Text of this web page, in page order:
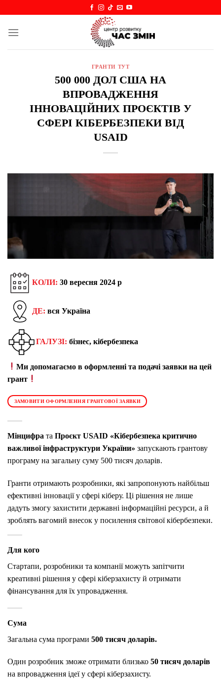
content
ГРАНТИ ТУТ
500 000 ДОЛ США НА
ВПРОВАДЖЕННЯ
ІННОВАЦІЙНИХ ПРОЄКТІВ У
СФЕРІ КІБЕРБЕЗПЕКИ ВІД
USAID
КОЛИ: 30 вересня 2024 р
ДЕ: вся Україна
ГАЛУЗІ: бізнес, кібербезпека
Ми допомагаємо в оформленні та подачі заявки на цей
грант
ЗАМОВИТИ ОФОРМЛЕННЯ ГРАНТОВОЇ ЗАЯВКИ
Мінцифра та Проєкт USAID «Кібербезпека критично
важливої інфраструктури України» запускають грантову
програму на загальну суму 500 тисяч доларів.
Гранти отримають розробники, які запропонують найбільш
ефективні інновації у сфері кіберу. Ці рішення не лише
дадуть змогу захистити державні інформаційні ресурси, а й
зроблять вагомий внесок у посилення світової кібербезпеки.
Для кого
Стартапи, розробники та компанії можуть запітчити
креативні рішення у сфері кіберзахисту й отримати
фінансування для їх упровадження.
Сума
Загальна сума програми 500 тисяч доларів.
Один розробник зможе отримати близько 50 тисяч доларів
на впровадження ідеї у сфері кіберзахисту.